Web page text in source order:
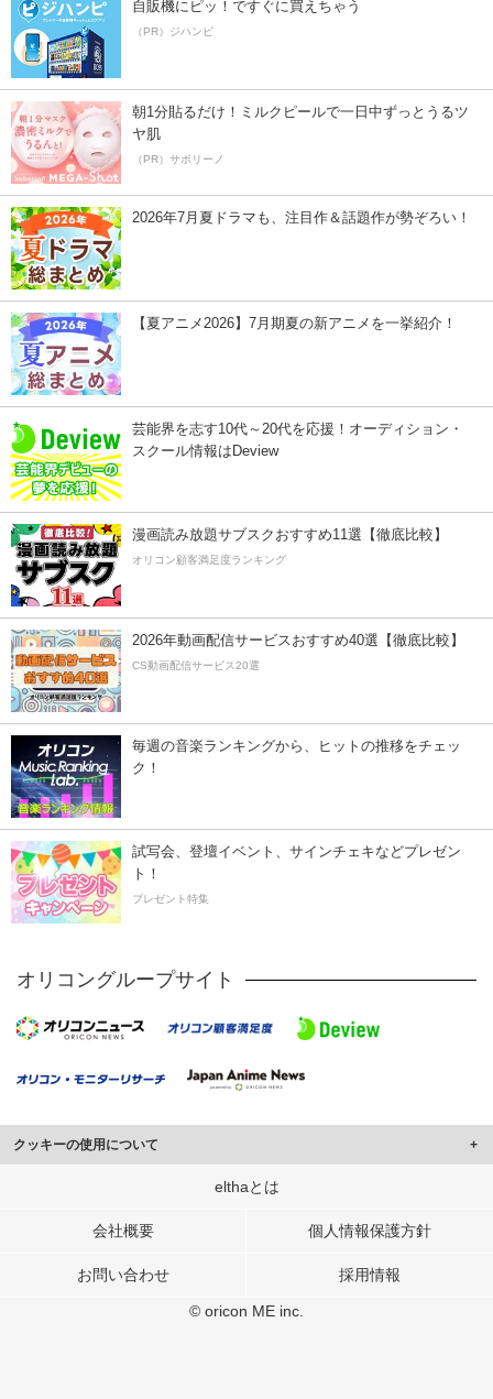
自販機にピッ！ですぐに買えちゃう
（PR）ジハンピ
朝1分貼るだけ！ミルクピールで一日中ずっとうるツ
ヤ肌
（PR）サボリーノ
2026年7月夏ドラマも、注目作＆話題作が勢ぞろい！
【夏アニメ2026】7月期夏の新アニメを一挙紹介！
芸能界を志す10代～20代を応援！オーディション・
スクール情報はDeview
漫画読み放題サブスクおすすめ11選【徹底比較】
オリコン顧客満足度ランキング
2026年動画配信サービスおすすめ40選【徹底比較】
CS動画配信サービス20選
毎週の音楽ランキングから、ヒットの推移をチェッ
ク！
試写会、登壇イベント、サインチェキなどプレゼン
ト！
プレゼント特集
オリコングループサイト
クッキーの使用について
このサイトでは Cookie を使用して、ユーザーに合わせたコンテンツや広告の
行っています。
メディアや広告配信、データ解析の各パートナーに提供しています。
elthaとは
会社概要 個人情報保護方針
お問い合わせ 採用情報
© oricon ME inc.